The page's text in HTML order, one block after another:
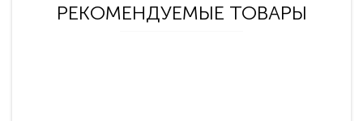
РЕКОМЕНДУЕМЫЕ ТОВАРЫ